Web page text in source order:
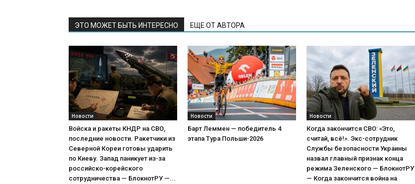
ЭТО МОЖЕТ БЫТЬ ИНТЕРЕСНО ЕЩЕ ОТ АВТОРА
Новости
Войска и ракеты КНДР на СВО,
последние новости. Ракетчики из
Северной Кореи готовы ударить
по Киеву. Запад паникует из-за
российско-корейского
сотрудничества — БлокнотРУ —...
Новости
Барт Леммен — победитель 4
этапа Тура Польши-2026
Новости
Когда закончится СВО: «Это,
считай, всё!». Экс-сотрудник
Службы безопасности Украины
назвал главный признак конца
режима Зеленского — БлокнотРУ
— Когда закончится война на